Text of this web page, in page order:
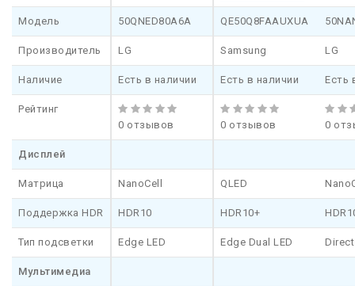
Модель 50QNED80A6A QE50Q8FAAUXUA
Производитель LG Samsung LG
Наличие Есть в наличии Есть в наличии Есть
Рейтинг
0 отзывов
0 отзывов 0
Дисплей
Матрица NanoCell QLED
Поддержка HDR HDR10 HDR10+
Тип подсветки Edge LED Edge Dual LED Direct
Мультимедиа